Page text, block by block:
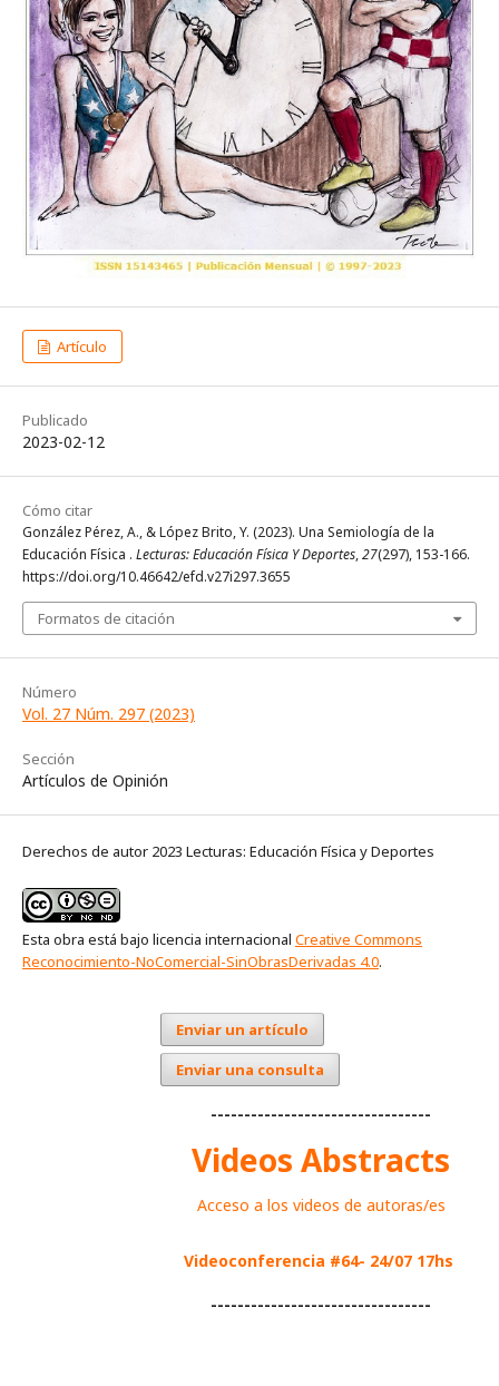
Artículo
Publicado
2023-02-12
Cómo citar
González Pérez, A., & López Brito, Y. (2023). Una Semiología de la
Educación Física . Lecturas: Educación Física Y Deportes,27(297), 153-166.
https://doi.org/10.46642/efd.v27i297.3655
Formatos de citación
Número
Vol. 27 Núm. 297 (2023)
Sección
Artículos de Opinión
Derechos de autor 2023 Lecturas: Educación Física y Deportes
Esta obra está bajo licencia internacional Creative Commons
Reconocimiento-NoComercial-SinObrasDerivadas 4.0.
Enviar un artículo
Enviar una consulta
---------------------------------
Videos Abstracts
Acceso a los videos de autoras/es
Videoconferencia #64- 24/07 17hs
---------------------------------